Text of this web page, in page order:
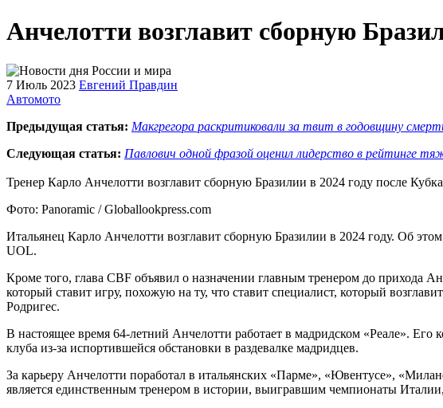
Анчелотти возглавит сборную
7 Июль 2023 Евгений Правдин
Автомото
Предыдущая статья: Макгрегора раскритиковали за твит в годовщину
Следующая статья: Павлович одной фразой оценил лидерство в рейтинге
Тренер Карло Анчелотти возглавит сборную Бразилии в 2024 году после
Фото: Panoramic / Globallookpress.com
Итальянец Карло Анчелотти возглавит сборную Бразилии в 2024 году. Об
UOL.
Кроме того, глава CBF объявил о назначении главным тренером до прихода
который ставит игру, похожую на ту, что ставит специалист, который
Родригес.
В настоящее время 64-летний Анчелотти работает в мадридском «Реале». Его
клуба из-за испортившейся обстановки в раздевалке мадридцев.
За карьеру Анчелотти поработал в итальянских «Парме», «Ювентусе»,
является единственным тренером в истории, выигравшим чемпионаты